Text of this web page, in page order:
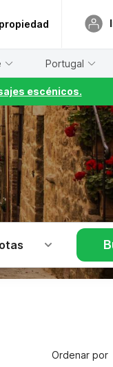
Portugal
escénicos.
Ordenar por